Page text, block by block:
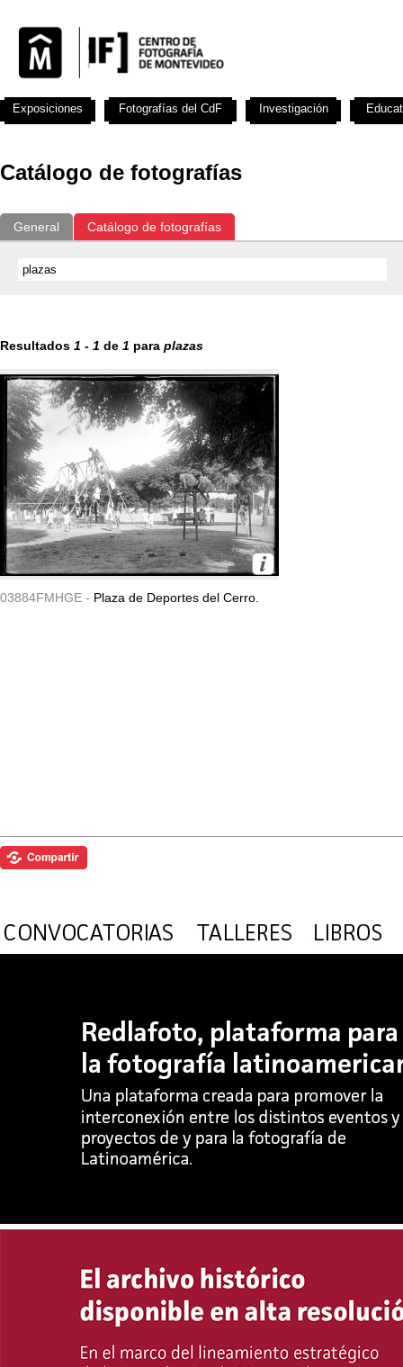
Catálogo de fotografías
General Catálogo de fotografías
Resultados 1 - 1 de 1 para plazas
03884FMHGE - Plaza de Deportes del Cerro.
Exposiciones Fotografías del CdF Investigación